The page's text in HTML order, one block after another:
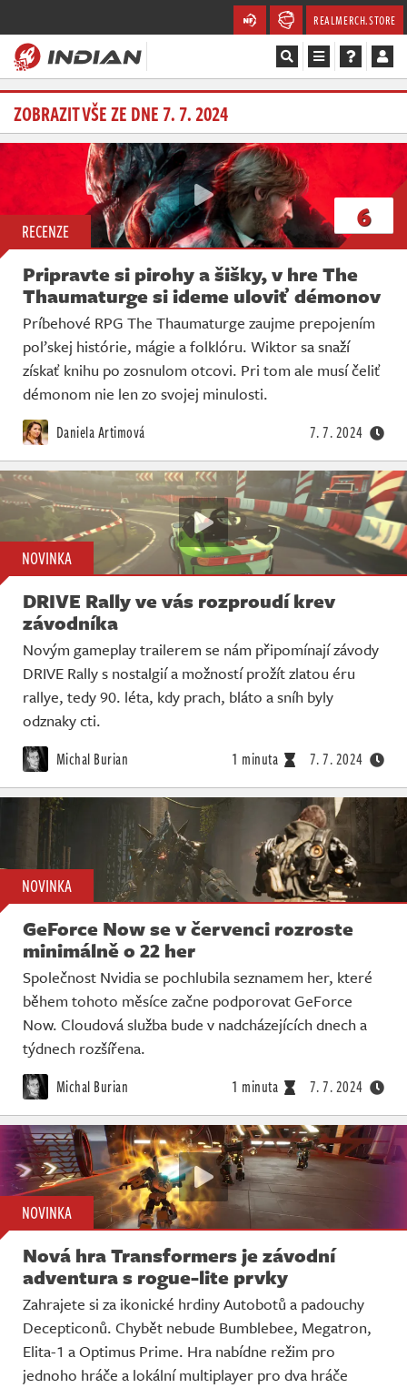
REALMERCH.STORE
Magazín
Recenze
Videa
Soutěže
Databáze
Komunita
Redakce
Živě
ZOBRAZIT VŠE ZE DNE 7. 7. 2024
RECENZE 6
Pripravte si pirohy a šišky, v hre The
Thaumaturge si ideme uloviť démonov
Príbehové RPG The Thaumaturge zaujme prepojením
poľskej histórie, mágie a folklóru. Wiktor sa snaží
získať knihu po zosnulom otcovi. Pri tom ale musí čeliť
démonom nie len zo svojej minulosti.
Daniela Artimová 7. 7. 2024
NOVINKA
DRIVE Rally ve vás rozproudí krev
závodníka
Novým gameplay trailerem se nám připomínají závody
DRIVE Rally s nostalgií a možností prožít zlatou éru
rallye, tedy 90. léta, kdy prach, bláto a sníh byly
odznaky cti.
Michal Burian 1 minuta 7. 7. 2024
NOVINKA
GeForce Now se v červenci rozroste
minimálně o 22 her
Společnost Nvidia se pochlubila seznamem her, které
během tohoto měsíce začne podporovat GeForce
Now. Cloudová služba bude v nadcházejících dnech a
týdnech rozšířena.
Michal Burian 1 minuta 7. 7. 2024
NOVINKA
Nová hra Transformers je závodní
adventura s rogue-lite prvky
Zahrajete si za ikonické hrdiny Autobotů a padouchy
Decepticonů. Chybět nebude Bumblebee, Megatron,
Elita-1 a Optimus Prime. Hra nabídne režim pro
jednoho hráče a lokální multiplayer pro dva hráče